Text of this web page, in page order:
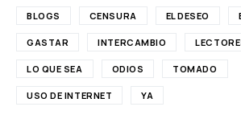
BLOGS CENSURA EL DESEO
GASTAR INTERCAMBIO
LO QUE SEA ODIOS TOMADO
USO DE INTERNET YA